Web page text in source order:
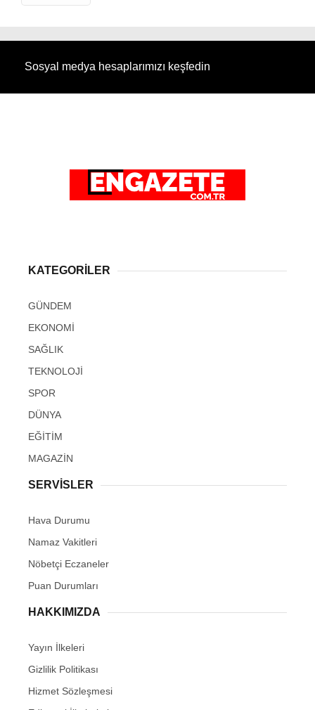
Sosyal medya hesaplarımızı keşfedin
KATEGORİLER
GÜNDEM
EKONOMİ
SAĞLIK
TEKNOLOJİ
SPOR
DÜNYA
EĞİTİM
MAGAZİN
SERVİSLER
Hava Durumu
Namaz Vakitleri
Nöbetçi Eczaneler
Puan Durumları
HAKKIMIZDA
Yayın İlkeleri
Gizlilik Politikası
Hizmet Sözleşmesi